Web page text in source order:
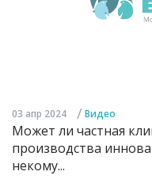
03 апр 2024 / Видео
Может ли частная
производства
некому...